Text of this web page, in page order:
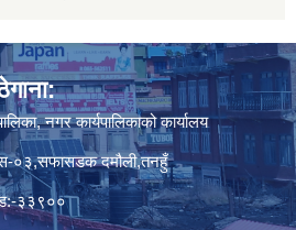
नगर कार्यपालिकाको कार्यालय
०३,सफासडक दमौली,तनहुँ
३३९००